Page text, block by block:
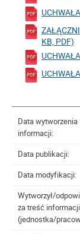
KB, PDF)
Data wytworzenia
informacji:
Data publikacji:
Data modyfikacji:
Wytworzył/
za treść informacji
(jednostka/